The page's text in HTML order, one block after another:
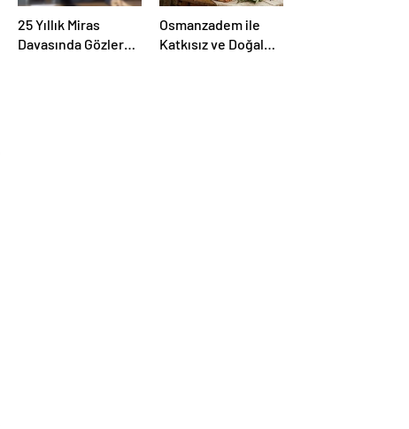
25 Yıllık Miras
Davasında Gözler
Osmanzadem ile
Katkısız ve Doğal